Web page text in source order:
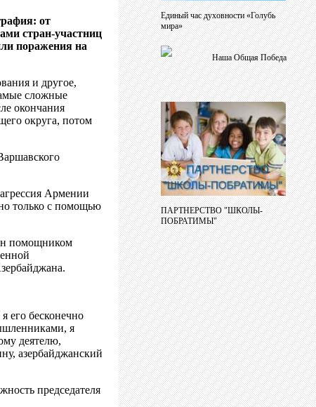
от
стран-участниц
поражения на
и другое,
сложные
окончания
округа, потом
Армении
только с помощью
помощником
его бесконечно
я
деятелю,
азербайджанский
председателя
Единый час духовности «Голубь
мира»
Наша Общая Победа
ПАРТНЕРСТВО "ШКОЛЫ-
ПОБРАТИМЫ"